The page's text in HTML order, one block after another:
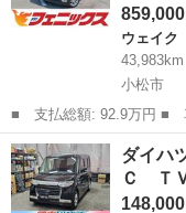
859,000
ウェイク
43,983km
小松市
■ 支払総額: 92.9万円 ■ 車両本体価格： 859,000 円 ■ メーカー
名： ダイハツ ■ 車種
ッドＳＡＩＩＩ☆車検Ｒ
ｔｈ☆全方位...
石川 小松市 ウェ
ダイハ
Ｃ Ｔ
148,000